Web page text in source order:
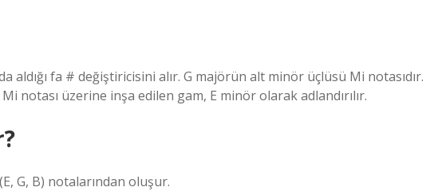
fa # değiştiricisini alır. G majörün alt minör üçlüsü Mi notasıdır.
notası üzerine inşa edilen gam, E minör olarak adlandırılır.
G, B) notalarından oluşur.